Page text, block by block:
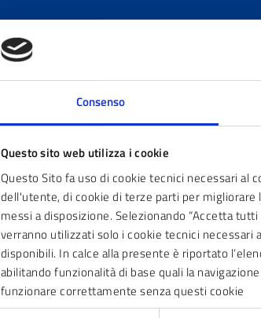
Consenso
Questo sito web utilizza i cookie
Questo Sito fa uso di cookie tecnici necessari al
dell'utente, di cookie di terze parti per
messi a disposizione. Selezionando “Accetta
verranno utilizzati solo i cookie tecnici necessari
disponibili. In calce alla presente è riportato
abilitando funzionalità di base quali la
funzionare correttamente senza questi cookie
Contatta il comune
Leggi le domande frequenti
Richiedi assistenza
Prenota appuntamento